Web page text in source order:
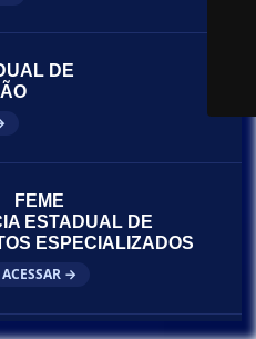
DE
FEME
ESTADUAL DE
ESPECIALIZADOS
ACESSAR →